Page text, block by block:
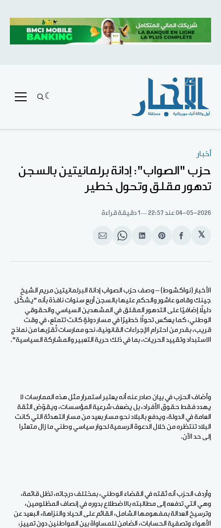
أخبار
حزب "الصواب": إدانة برلمانيتين بالسجن
تدهور مقلق وتحول خطير
04-05-2026عند 22:57 1 دقيقة قراءة
𝕏
انشر
الفيسبوك
Share
Pinterest
انشر
لينكد
Share
WhatsApp
انشر
الإيميل
الأخبار (نواكشوط) – وصف حزب الصواب إدانة البرلمانيتين مريم الشيخ
جينك وقامو عاشور والحكم عليها بالسجن أربع سنوات نافذة بأنه "يشكّل
دليلًا إضافيًا على التدهور المقلق في المشهدين السياسي والحقوقي
الوطني، كما يعكس تحولًا خطيرًا في مسار دولةٍ كانت تتمتع، في وقت
قريب، بقدر من احترام الإجراءات القانونية، نحو ممارسات تُقرّبها من نماذج
الاستبداد وتقييد الحريات، بما في ذلك حرية التعبير والمشاركة السياسية".
وأضاف الحزب في بيان صادر عنه أنه يعتبر استمرار مثل هذه الممارسات لا
يهدد فقط حقوق الأفراد، بل يضعف شرعية المؤسسات، ويقوّض الثقة
العامة في الدولة، ويدفع بالبلاد نحو مسار بعيد من مسار التهدئة التي كانت
البلاد تنتظره من خلال الدعوة الرسمية لحوار سياسي وطني ما زال متعثرا
إلى حد الآن.
وأردف الحزب أنه ثقته في القضاء الوطني، بمختلف درجاته، تظل قائمة،
وهي التي تدفعه إلى مطالبته بالاضطلاع بدوره في إنصاف المظلومين،
وترسيخ العدالة بمفهومها الشامل، القائم على الحياد والنزاهة، البعيد عن
الأهواء وتصفية الحسابات، الضامن للمساواة بين المواطنين دون تمييز،